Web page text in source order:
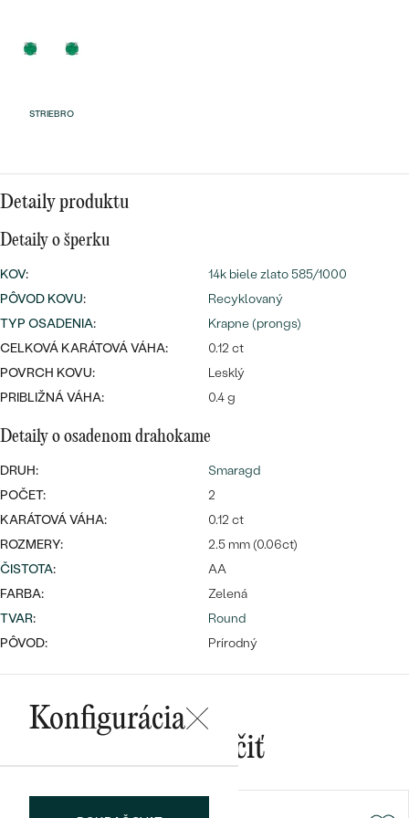
Wave kolekcia
OBJAVIŤ
DIAMANTY
Bestsellery
náušnice
Personalizované
Najpredávanejšie
STRIEBRO
Detaily produktu
Detaily o šperku
KOV:
14k biele zlato 585/1000
PÔVOD KOVU:
Recyklovaný
TYP OSADENIA:
Krapne (prongs)
CELKOVÁ KARÁTOVÁ VÁHA:
0.12 ct
POVRCH KOVU:
Lesklý
PRIBLIŽNÁ VÁHA:
0.4 g
Detaily o osadenom drahokame
DRUH:
Smaragd
POČET:
2
KARÁTOVÁ VÁHA:
0.12 ct
ROZMERY:
2.5 mm (0.06ct)
ČISTOTA:
AA
FARBA:
Zelená
TVAR:
Round
PÔVOD:
Prírodný
Konfigurácia
Mohlo by sa vám páčiť